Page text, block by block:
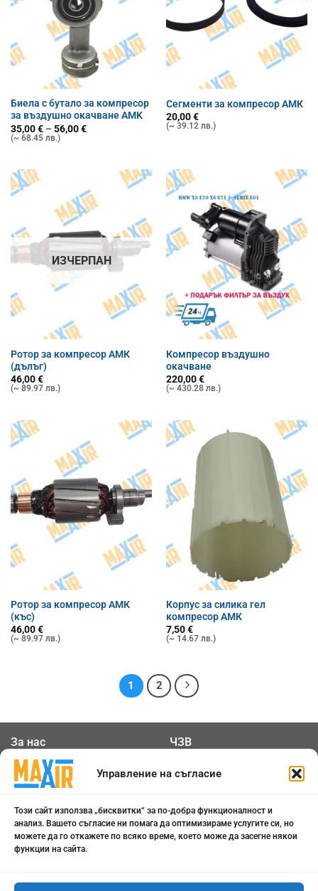
Управление на съгласие
Този сайт използва „бисквитки“ за по-добра функционалност и
анализ. Вашето съгласие ни помага да оптимизираме услугите си, но
можете да го откажете по всяко време, което може да засегне някои
функции на сайта.
Биела с бутало за компресор
за въздушно окачване AMK
35,00€ – 56,00€Price
(~ 68.45 лв.)
Сегменти за компресор АМК
20,00€
(~ 39.12 лв.)
ИЗЧЕРПАН
Ротор за компресор АМК
(дълъг)
46,00€
(~ 89.97 лв.)
Компресор въздушно
окачване
220,00€
(~ 430.28 лв.)
Ротор за компресор АМК
(къс)
46,00€
(~ 89.97 лв.)
Корпус за силика гел
компресор АМК
7,50€
(~ 14.67 лв.)
1 2
За нас
Общи условия
поверителност
ЧЗВ
Контакти